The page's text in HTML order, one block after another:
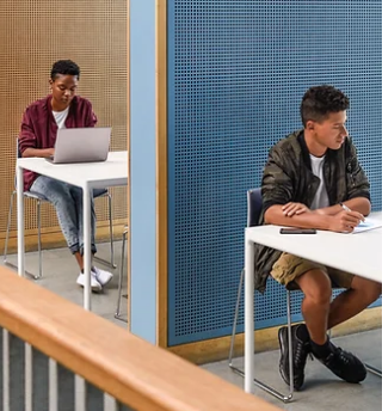
低下をめぐる議論」をもとに「人口減少と社会変
革」について英語で議論します。 出生率低下を
ぐる議論【英語で学ぶ大人の社会科】第124回
6/14（日）20時＠オンライン 厚生労働省は6月3日
に、2025年に日本国内で生まれた子ども（出生
数）が67万1236人だったことを発表しました。日
本で出生数の統計がとられ始めた1899年以降、こ
の数字は過去最少であり、記録は１０年連続で更
新され続けています。１人の女性が生涯に産む見
込みの人数である合計特殊出生率も１.14で、当
ながら、この数字も過去最低です。 昨年出生数
６７．１万人 １０年連続で過去最少―出生率最
低１．１４・厚労省：時事ドットコム
https://www.jiji.com/jc/article?
k=2026060300610&g=soc ...